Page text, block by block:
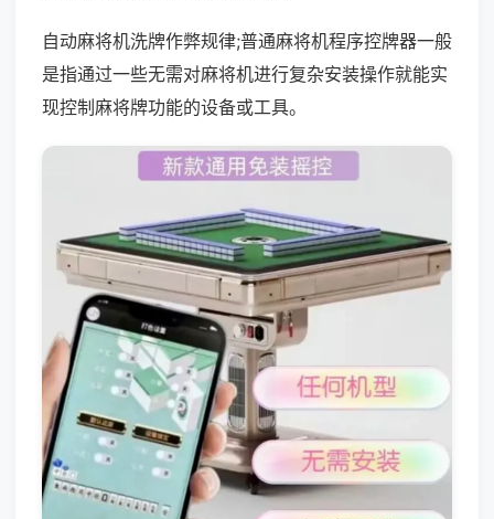
自动麻将机洗牌作弊规律;普通麻将机程序控牌器一般
是指通过一些无需对麻将机进行复杂安装操作就能实
现控制麻将牌功能的设备或工具。